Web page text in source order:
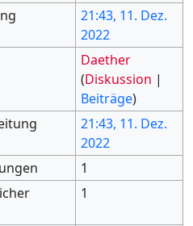
21:43, 11. Dez.
2022
Daether
(Diskussion |
Beiträge)
21:43, 11. Dez.
2022
1
1